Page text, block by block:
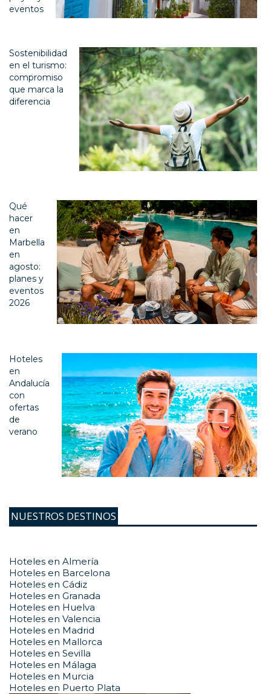
eventos
Sostenibilidad
en el turismo:
compromiso
que marca la
diferencia
Qué
hacer
en
Marbella
en
agosto:
planes y
eventos
2026
Hoteles
en
Andalucía
con
ofertas
de
verano
NUESTROS DESTINOS
Hoteles en Almería
Hoteles en Barcelona
Hoteles en Cádiz
Hoteles en Granada
Hoteles en Huelva
Hoteles en Valencia
Hoteles en Madrid
Hoteles en Mallorca
Hoteles en Sevilla
Hoteles en Málaga
Hoteles en Murcia
Hoteles en Puerto Plata